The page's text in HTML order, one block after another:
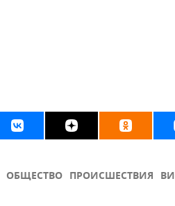
ОБЩЕСТВО ПРОИСШЕСТВИЯ